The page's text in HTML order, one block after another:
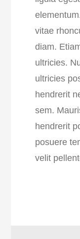
vitae
diam.
ultricies.
ultricies
hendrerit
sem.
hendrerit
posuere
velit